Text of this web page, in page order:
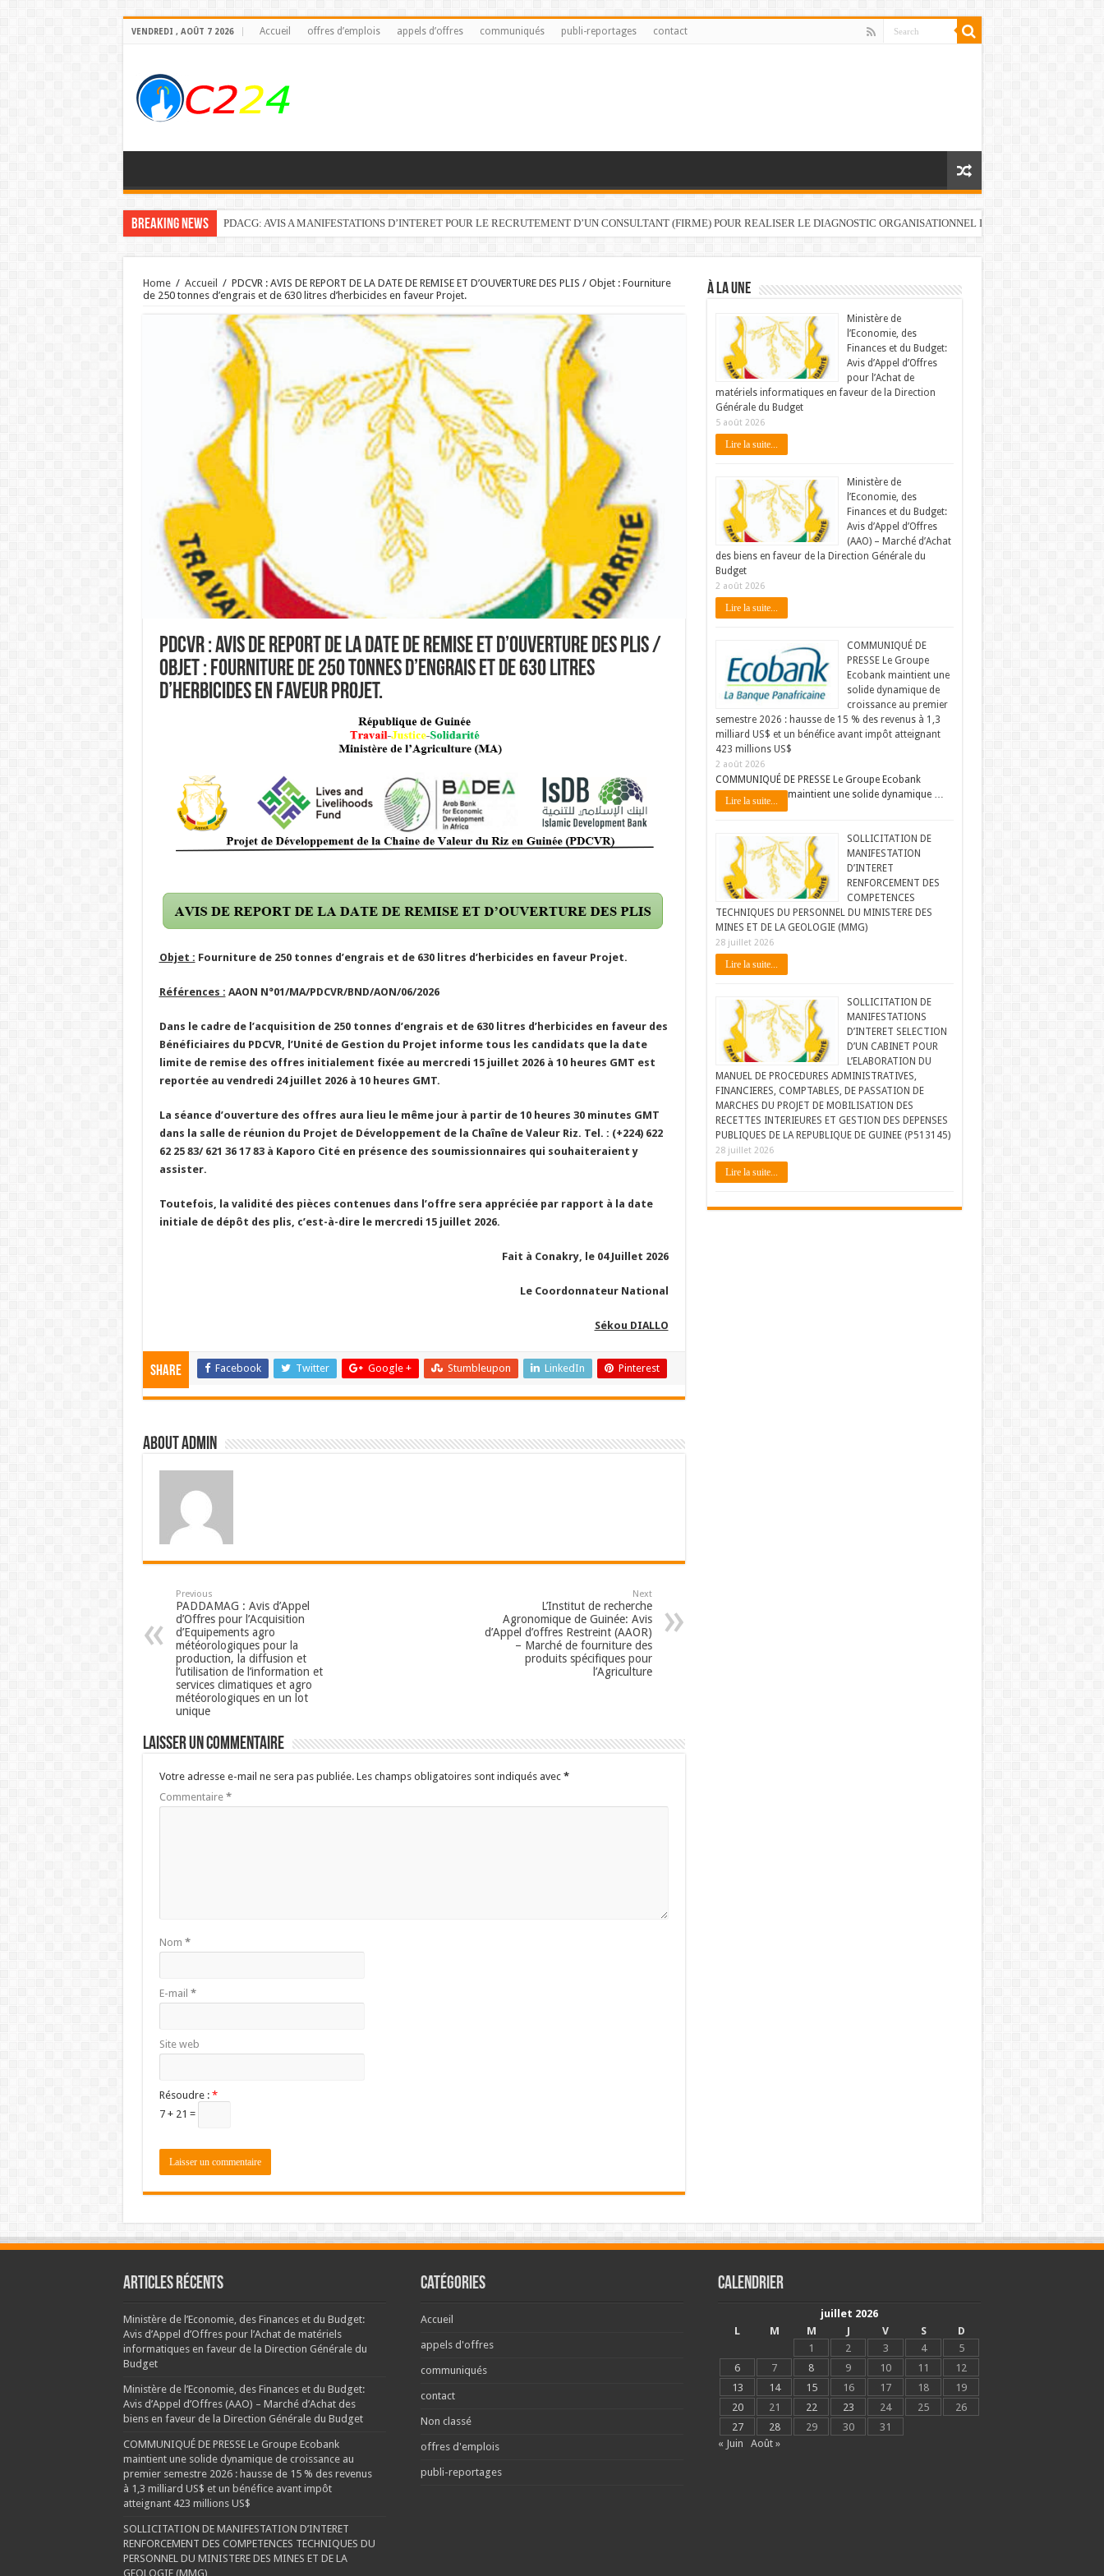
VENDREDI , AOÛT 7 2026 Accueil offres d’emplois appels d’offres communiqués publi-reportages contact
Breaking News PDACG: AVIS A MANIFESTATIONS D’INTERET POUR LE RECRUTEMENT D’UN CONSULTANT (FIRME) POUR REALISER LE DIAGNOSTIC ORGANISATIONNEL DU FONDS DE
Home / Accueil / PDCVR : AVIS DE REPORT DE LA DATE DE REMISE ET D’OUVERTURE DES PLIS / Objet : Fourniture
de 250 tonnes d’engrais et de 630 litres d’herbicides en faveur Projet.
PDCVR : AVIS DE REPORT DE LA DATE DE REMISE ET D’OUVERTURE DES PLIS /
Objet : Fourniture de 250 tonnes d’engrais et de 630 litres
d’herbicides en faveur Projet.
Objet : Fourniture de 250 tonnes d’engrais et de 630 litres d’herbicides en faveur Projet.
Références : AAON N°01/MA/PDCVR/BND/AON/06/2026
Dans le cadre de l’acquisition de 250 tonnes d’engrais et de 630 litres d’herbicides en faveur des
Bénéficiaires du PDCVR, l’Unité de Gestion du Projet informe tous les candidats que la date
limite de remise des offres initialement fixée au mercredi 15 juillet 2026 à 10 heures GMT est
reportée au vendredi 24 juillet 2026 à 10 heures GMT.
La séance d’ouverture des offres aura lieu le même jour à partir de 10 heures 30 minutes GMT
dans la salle de réunion du Projet de Développement de la Chaîne de Valeur Riz. Tel. : (+224) 622
62 25 83/ 621 36 17 83 à Kaporo Cité en présence des soumissionnaires qui souhaiteraient y
assister.
Toutefois, la validité des pièces contenues dans l’offre sera appréciée par rapport à la date
initiale de dépôt des plis, c’est-à-dire le mercredi 15 juillet 2026.
Fait à Conakry, le 04 Juillet 2026
Le Coordonnateur National
Sékou DIALLO
Share Facebook Twitter Google + Stumbleupon LinkedIn Pinterest
About admin
Previous
PADDAMAG : Avis d’Appel
d’Offres pour l’Acquisition
d’Equipements agro
météorologiques pour la
production, la diffusion et
l’utilisation de l’information et
services climatiques et agro
météorologiques en un lot
unique
Next
L’Institut de recherche
Agronomique de Guinée: Avis
d’Appel d’offres Restreint (AAOR)
– Marché de fourniture des
produits spécifiques pour
l’Agriculture
Laisser un commentaire
Votre adresse e-mail ne sera pas publiée. Les champs obligatoires sont indiqués avec *
Commentaire *
Nom *
E-mail *
Site web
Résoudre : *
7 + 21 =
À LA UNE
Ministère de
l’Economie, des
Finances et du Budget:
Avis d’Appel d’Offres
pour l’Achat de
matériels informatiques en faveur de la Direction
Générale du Budget
5 août 2026
Lire la suite...
Ministère de
l’Economie, des
Finances et du Budget:
Avis d’Appel d’Offres
(AAO) – Marché d’Achat
des biens en faveur de la Direction Générale du
Budget
2 août 2026
Lire la suite...
COMMUNIQUÉ DE
PRESSE Le Groupe
Ecobank maintient une
solide dynamique de
croissance au premier
semestre 2026 : hausse de 15 % des revenus à 1,3
milliard US$ et un bénéfice avant impôt atteignant
423 millions US$
2 août 2026
COMMUNIQUÉ DE PRESSE Le Groupe Ecobank
maintient une solide dynamique …
Lire la suite...
SOLLICITATION DE
MANIFESTATION
D’INTERET
RENFORCEMENT DES
COMPETENCES
TECHNIQUES DU PERSONNEL DU MINISTERE DES
MINES ET DE LA GEOLOGIE (MMG)
28 juillet 2026
Lire la suite...
SOLLICITATION DE
MANIFESTATIONS
D’INTERET SELECTION
D’UN CABINET POUR
L’ELABORATION DU
MANUEL DE PROCEDURES ADMINISTRATIVES,
FINANCIERES, COMPTABLES, DE PASSATION DE
MARCHES DU PROJET DE MOBILISATION DES
RECETTES INTERIEURES ET GESTION DES DEPENSES
PUBLIQUES DE LA REPUBLIQUE DE GUINEE (P513145)
28 juillet 2026
Lire la suite...
Articles récents
Ministère de l’Economie, des Finances et du Budget:
Avis d’Appel d’Offres pour l’Achat de matériels
informatiques en faveur de la Direction Générale du
Budget
Ministère de l’Economie, des Finances et du Budget:
Avis d’Appel d’Offres (AAO) – Marché d’Achat des
biens en faveur de la Direction Générale du Budget
COMMUNIQUÉ DE PRESSE Le Groupe Ecobank
maintient une solide dynamique de croissance au
premier semestre 2026 : hausse de 15 % des revenus
à 1,3 milliard US$ et un bénéfice avant impôt
atteignant 423 millions US$
SOLLICITATION DE MANIFESTATION D’INTERET
RENFORCEMENT DES COMPETENCES TECHNIQUES DU
PERSONNEL DU MINISTERE DES MINES ET DE LA
GEOLOGIE (MMG)
Catégories
Accueil
appels d'offres
communiqués
contact
Non classé
offres d'emplois
publi-reportages
Calendrier
juillet 2026
L
M M J V S
D
1
2 3 4
5
6
7 8 9 10 11
12
13
14 15 16 17 18
19
20
21 22 23 24 25
26
27
28 29 30
31
« Juin
Août »